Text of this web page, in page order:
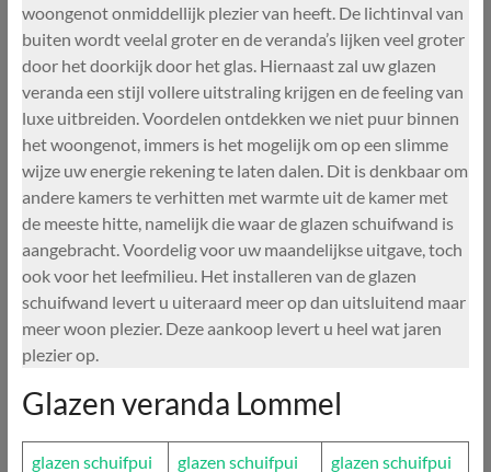
woongenot onmiddellijk plezier van heeft. De lichtinval van
buiten wordt veelal groter en de veranda’s lijken veel groter
door het doorkijk door het glas. Hiernaast zal uw glazen
veranda een stijl vollere uitstraling krijgen en de feeling van
luxe uitbreiden. Voordelen ontdekken we niet puur binnen
het woongenot, immers is het mogelijk om op een slimme
wijze uw energie rekening te laten dalen. Dit is denkbaar om
andere kamers te verhitten met warmte uit de kamer met
de meeste hitte, namelijk die waar de glazen schuifwand is
aangebracht. Voordelig voor uw maandelijkse uitgave, toch
ook voor het leefmilieu. Het installeren van de glazen
schuifwand levert u uiteraard meer op dan uitsluitend maar
meer woon plezier. Deze aankoop levert u heel wat jaren
plezier op.
Glazen veranda Lommel
glazen schuifpui
glazen schuifpui
glazen schuifpui